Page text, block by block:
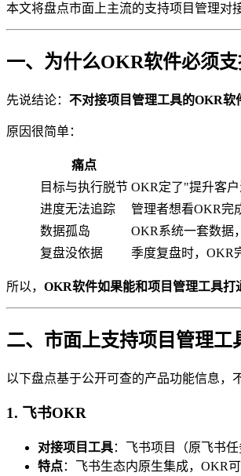
本文将盘点市面上主流的支持项目管理对
一、为什么OKR软件必须支
先说结论： 不对接项目管理工具的OKR软
原因很简单：
痛点
目标与执行脱节 OKR定了"提升客
进度无法追踪
管理者想看OKR完
数据孤岛
OKR系统一套数据
复盘没依据
季度复盘时，OKR
所以， OKR软件如果能和项目管理工具
二、市面上支持项目管理
以下盘点基于公开可查的产品功能信息，
1. 飞书OKR
对接项目工具：飞书项目（原飞书任
特点：飞书生态内原生集成，OKR